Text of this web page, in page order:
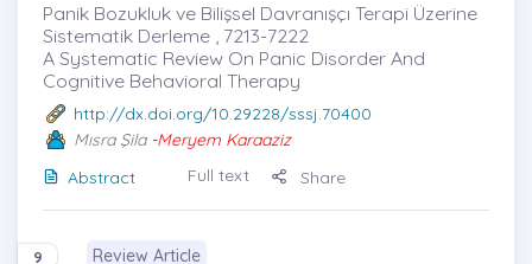
Panik Bozukluk ve Bilişsel Davranışçı Terapi Üzerine
Sistematik Derleme , 7213-7222
A Systematic Review On Panic Disorder And
Cognitive Behavioral Therapy
http://dx.doi.org/10.29228/sssj.70400
Mısra Şila-Meryem Karaaziz
Abstract
Full text Share
9 Review Article